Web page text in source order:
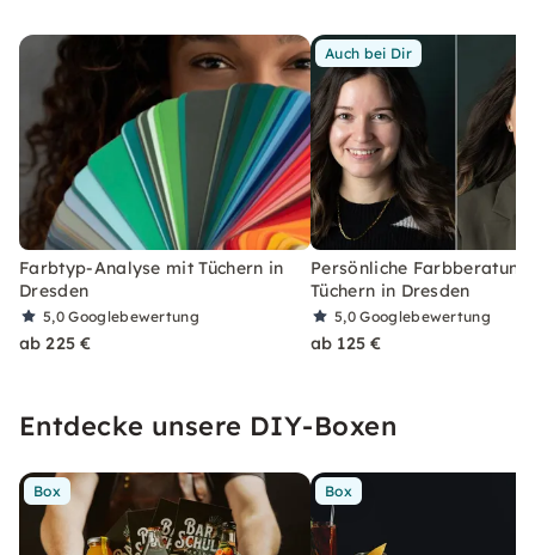
Farbtyp-Analyse mit Tüchern in
Dresden
5,0Googlebewertung
ab 225 €
Auch bei Dir
Persönliche
Tüchern in Dresden
5,0Googlebewertung
ab 125 €
Entdecke unsere DIY-Boxen
Box Box